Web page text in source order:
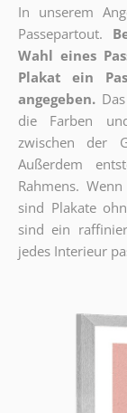
In unserem
Passepartout.
Wahl eines
Plakat ein
angegeben.
die Farben
zwischen der
Außerdem
Rahmens.
sind Plakate
sind ein
jedes Interieur